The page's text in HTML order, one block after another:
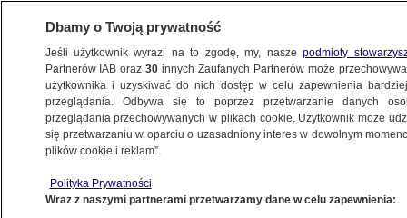
ŚWIAT
będzie świetną sprawą dla Wielkiej Brytanii
Dbamy o Twoją prywatność
Jeśli użytkownik wyrazi na to zgodę, my, naszepodmioty
Partnerów IAB oraz30 innych Zaufanych Partnerów może
użytkownika i uzyskiwać do nich dostęp w celu zapewnienia
przeglądania. Odbywa się to poprzez przetwarzanie danych
przeglądania przechowywanych w plikach cookie. Użytkownik może
się przetwarzaniu w oparciu o uzasadniony interes w dowolnym
plików cookie i reklam”.
Polityka Prywatności
Wraz z naszymi partnerami przetwarzamy dane w celu zapewnienia: